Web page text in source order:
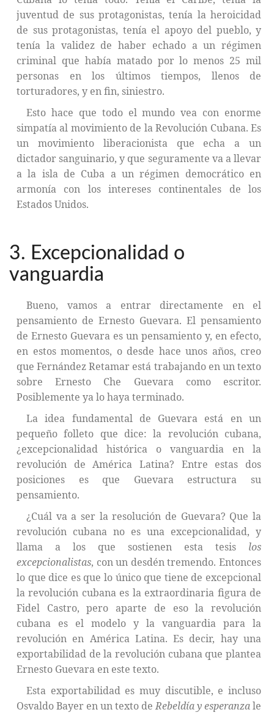
juventud de sus protagonistas, tenía la heroicidad
de sus protagonistas, tenía el apoyo del pueblo, y
tenía la validez de haber echado a un régimen
criminal que había matado por lo menos 25 mil
personas en los últimos tiempos, llenos de
torturadores, y en fin, siniestro.
Esto hace que todo el mundo vea con enorme
simpatía al movimiento de la Revolución Cubana. Es
un movimiento liberacionista que echa a un
dictador sanguinario, y que seguramente va a llevar
a la isla de Cuba a un régimen democrático en
armonía con los intereses continentales de los
Estados Unidos.
3. Excepcionalidad o
vanguardia
Bueno, vamos a entrar directamente en el
pensamiento de Ernesto Guevara. El pensamiento
de Ernesto Guevara es un pensamiento y, en efecto,
en estos momentos, o desde hace unos años, creo
que Fernández Retamar está trabajando en un texto
sobre Ernesto Che Guevara como escritor.
Posiblemente ya lo haya terminado.
La idea fundamental de Guevara está en un
pequeño folleto que dice: la revolución cubana,
¿excepcionalidad histórica o vanguardia en la
revolución de América Latina? Entre estas dos
posiciones es que Guevara estructura su
pensamiento.
¿Cuál va a ser la resolución de Guevara? Que la
revolución cubana no es una excepcionalidad, y
llama a los que sostienen esta tesis los
excepcionalistas, con un desdén tremendo. Entonces
lo que dice es que lo único que tiene de excepcional
la revolución cubana es la extraordinaria figura de
Fidel Castro, pero aparte de eso la revolución
cubana es el modelo y la vanguardia para la
revolución en América Latina. Es decir, hay una
exportabilidad de la revolución cubana que plantea
Ernesto Guevara en este texto.
Esta exportabilidad es muy discutible, e incluso
Osvaldo Bayer en un texto deRebeldía y esperanzale